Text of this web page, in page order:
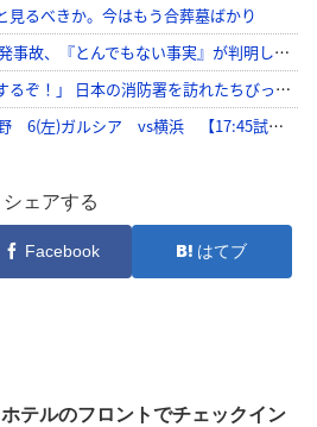
シェアする
Facebook はてブ
ホテルのフロントでチェックイン